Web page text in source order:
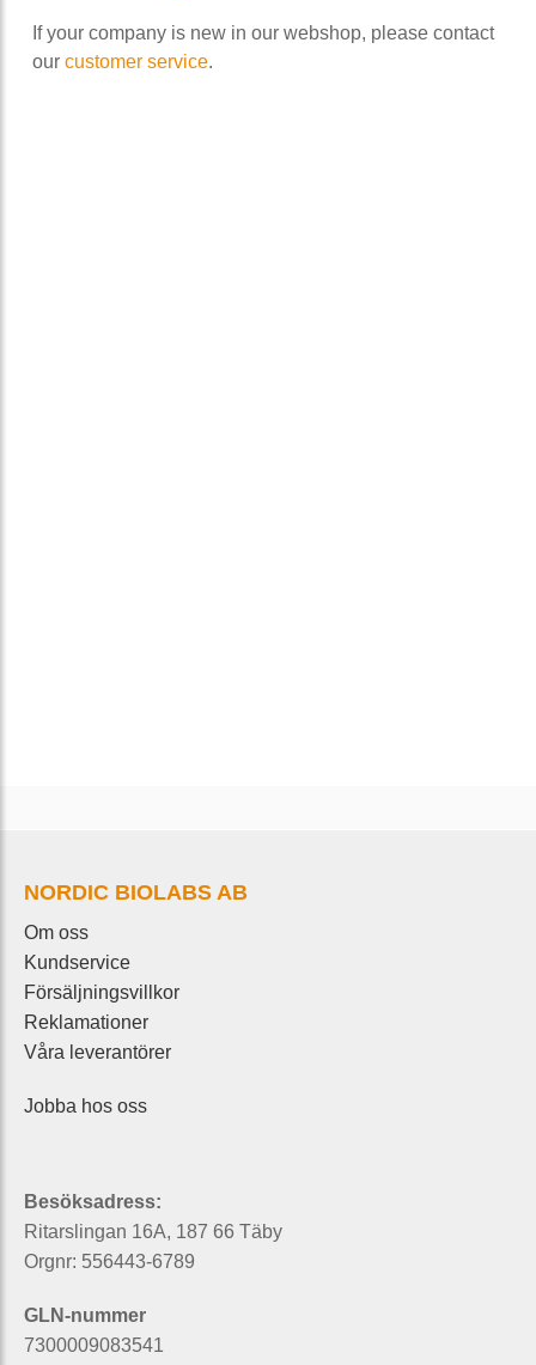
If your company is new in our webshop, please contact
our customer service.
NORDIC BIOLABS AB
Om oss
Kundservice
Försäljningsvillkor
Reklamationer
Våra leverantörer
Jobba hos oss
Besöksadress:
Ritarslingan 16A, 187 66 Täby
Orgnr: 556443-6789
GLN-nummer
7300009083541